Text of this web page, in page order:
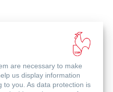
are necessary to make
us display information
to you. As data protection is